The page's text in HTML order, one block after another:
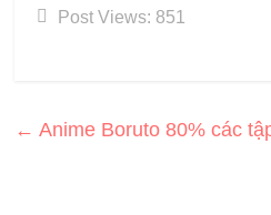
Post Views: 851
← Anime Boruto 80% các